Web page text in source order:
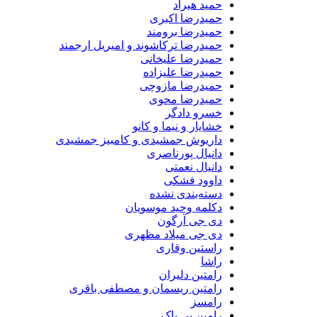
حمید هیراد
حمیدرضا اکبری
حمیدرضا برومند
حمیدرضا ترکاشوند و امیریل ارجمند
حمیدرضا علیخانی
حمیدرضا علیزاده
حمیدرضا مازوچی
حمیدرضا محوی
خسرو دادگر
خشایار و نیما و کانو
داریوش جمشیدی و کامبیز جمشیدی
دانیال پورناصری
دانیال نعمتی
داوود فشکی
دسته‌بندی نشده
دکلمه وحید موسویان
دی جی آرگون
دی جی میلاد مظهری
راستین وقاری
راشا
رامتین دلیران
رامتین ریسمان و مصطفی باقری
رامسز